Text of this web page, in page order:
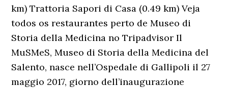
km) Trattoria Sapori di Casa (0.49 km) Veja
todos os restaurantes perto de Museo di
Storia della Medicina no Tripadvisor Il
MuSMeS, Museo di Storia della Medicina del
Salento, nasce nell’Ospedale di Gallipoli il 27
maggio 2017, giorno dell’inaugurazione